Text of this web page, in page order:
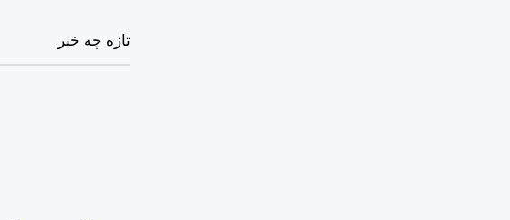
تازه چه خبر